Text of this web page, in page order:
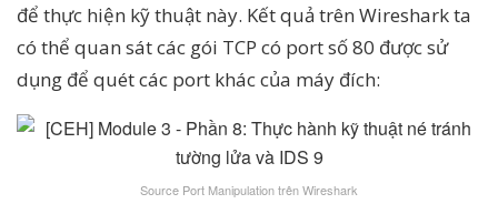
để thực hiện kỹ thuật này. Kết quả trên Wireshark ta
có thể quan sát các gói TCP có port số 80 được sử
dụng để quét các port khác của máy đích:
Source Port Manipulation trên Wireshark